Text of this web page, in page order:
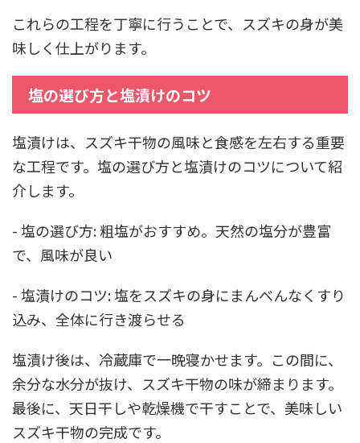
これらの工程を丁寧に行うことで、スズキの身が美
味しく仕上がります。
塩の選び方と塩漬けのコツ
塩漬けは、スズキ干物の風味と食感を左右する重要
な工程です。塩の選び方と塩漬けのコツについて紹
介します。
- 塩の選び方: 粗塩がおすすめ。天然の塩分が豊富
で、風味が良い
- 塩漬けのコツ: 塩をスズキの身にまんべんなくすり
込み、全体に行き渡らせる
塩漬け後は、冷蔵庫で一晩寝かせます。この間に、
余分な水分が抜け、スズキ干物の味が締まります。
最後に、天日干しや乾燥機で干すことで、美味しい
スズキ干物の完成です。